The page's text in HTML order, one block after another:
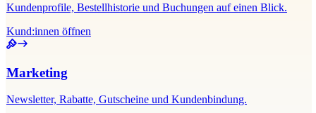
Kundenprofile, Bestellhistorie und Buchungen auf einen Blick.
Kund:innen öffnen
Marketing
Newsletter, Rabatte, Gutscheine und Kundenbindung.